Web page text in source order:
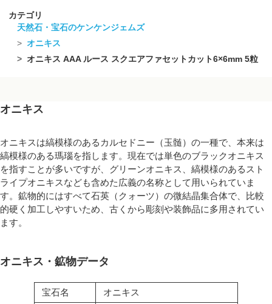
カテゴリ
天然石・宝石のケンケンジェムズ
オニキス
オニキス AAA ルース スクエアファセットカット6×6mm 5粒
オニキス
オニキスは縞模様のあるカルセドニー（玉髄）の一種で、本来は
縞模様のある瑪瑙を指します。現在では単色のブラックオニキス
を指すことが多いですが、グリーンオニキス、縞模様のあるスト
ライプオニキスなども含めた広義の名称として用いられていま
す。鉱物的にはすべて石英（クォーツ）の微結晶集合体で、比較
的硬く加工しやすいため、古くから彫刻や装飾品に多用されてい
ます。
オニキス・鉱物データ
宝石名 オニキス